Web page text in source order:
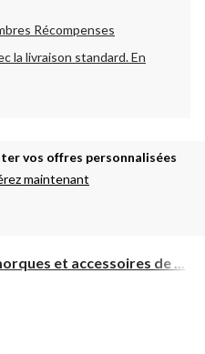
Récompenses
la livraison standard.En
vos offres personnalisées
maintenant
et accessoires de ...